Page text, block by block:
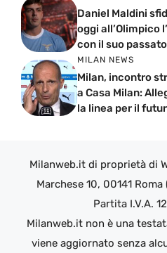
Daniel Maldini
oggi all’Olimpico
con il suo passato
MILAN NEWS
Milan, incontro
a Casa Milan:
la linea per il
Milanweb.it di proprietà di
Marchese 10, 00141
Partita I.V.A.
Milanweb.it non è una
viene aggiornato senza